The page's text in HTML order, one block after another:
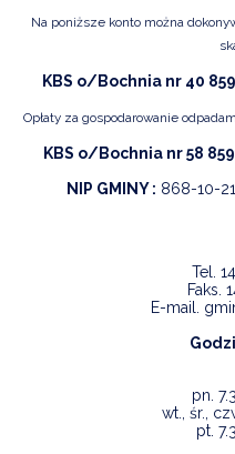
Na poniższe konto można
KBS o/Bochnia nr 40
Opłaty za gospodarowanie
KBS o/Bochnia nr 58
NIP GMINY : 868-10-
Tel.
Faks.
E-mail.
pn.
wt., śr.,
pt.